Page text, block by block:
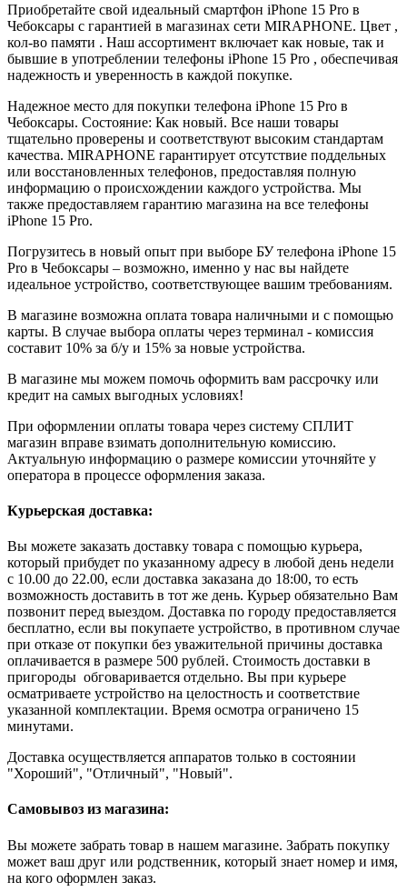
Приобретайте свой идеальный смартфон iPhone 15 Pro в
Чебоксары с гарантией в магазинах сети MIRAPHONE. Цвет ,
кол-во памяти . Наш ассортимент включает как новые, так и
бывшие в употреблении телефоны iPhone 15 Pro , обеспечивая
надежность и уверенность в каждой покупке.
Надежное место для покупки телефона iPhone 15 Pro в
Чебоксары. Состояние: Как новый. Все наши товары
тщательно проверены и соответствуют высоким стандартам
качества. MIRAPHONE гарантирует отсутствие поддельных
или восстановленных телефонов, предоставляя полную
информацию о происхождении каждого устройства. Мы
также предоставляем гарантию магазина на все телефоны
iPhone 15 Pro.
Погрузитесь в новый опыт при выборе БУ телефона iPhone 15
Pro в Чебоксары – возможно, именно у нас вы найдете
идеальное устройство, соответствующее вашим требованиям.
В магазине возможна оплата товара наличными и с помощью
карты. В случае выбора оплаты через терминал - комиссия
составит 10% за б/у и 15% за новые устройства.
В магазине мы можем помочь оформить вам рассрочку или
кредит на самых выгодных условиях!
При оформлении оплаты товара через систему СПЛИТ
магазин вправе взимать дополнительную комиссию.
Актуальную информацию о размере комиссии уточняйте у
оператора в процессе оформления заказа.
Курьерская доставка:
Вы можете заказать доставку товара с помощью курьера,
который прибудет по указанному адресу в любой день недели
с 10.00 до 22.00, если доставка заказана до 18:00, то есть
возможность доставить в тот же день. Курьер обязательно Вам
позвонит перед выездом. Доставка по городу предоставляется
бесплатно, если вы покупаете устройство, в противном случае
при отказе от покупки без уважительной причины доставка
оплачивается в размере 500 рублей. Стоимость доставки в
пригороды обговаривается отдельно. Вы при курьере
осматриваете устройство на целостность и соответствие
указанной комплектации. Время осмотра ограничено 15
минутами.
Доставка осуществляется аппаратов только в состоянии
"Хороший", "Отличный", "Новый".
Самовывоз из магазина:
Вы можете забрать товар в нашем магазине. Забрать покупку
может ваш друг или родственник, который знает номер и имя,
на кого оформлен заказ.